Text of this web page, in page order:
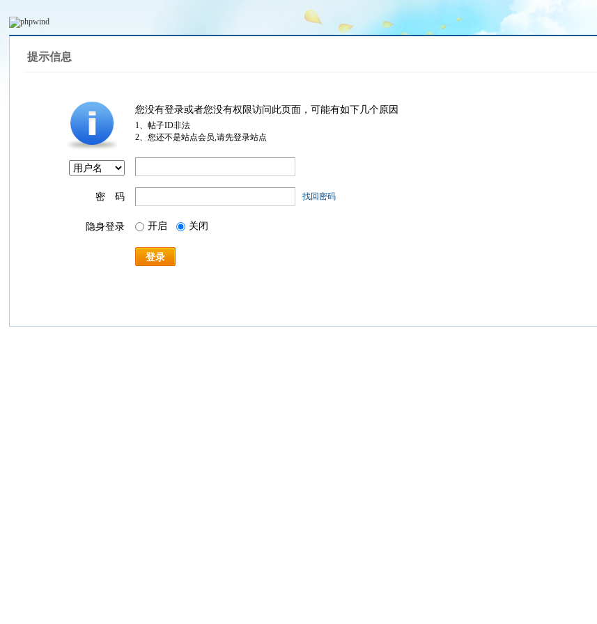
提示信息
您没有登录或者您没有权限访问此页面，可能有如下几个原因
1、帖子ID非法
2、您还不是站点会员,请先登录站点
密 码 找回密码
隐身登录 开启 关闭
登录